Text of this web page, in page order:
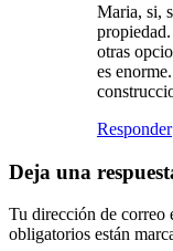
Maria, si,
otras
es
Responder
Deja una
Tu dirección de correo
obligatorios están